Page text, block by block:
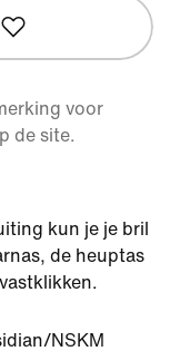
voor
de site.
kun je je bril
de heuptas
NSKM